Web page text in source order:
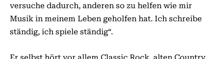
versuche dadurch, anderen so zu helfen wie mir
Musik in meinem Leben geholfen hat. Ich schreibe
ständig, ich spiele ständig“.
Er selbst hört vor allem Classic Rock, alten Country